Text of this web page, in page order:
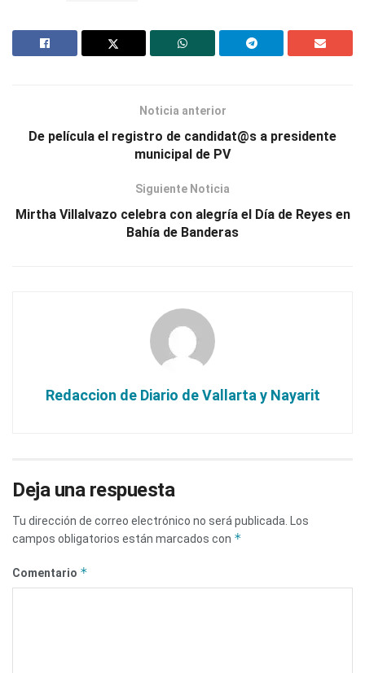
Noticia anterior
De película el registro de candidat@s a presidente
municipal de PV
Siguiente Noticia
Mirtha Villalvazo celebra con alegría el Día de Reyes en
Bahía de Banderas
Redaccion de Diario de Vallarta y Nayarit
Deja una respuesta
Tu dirección de correo electrónico no será publicada.
Los
campos obligatorios están marcados con *
Comentario *